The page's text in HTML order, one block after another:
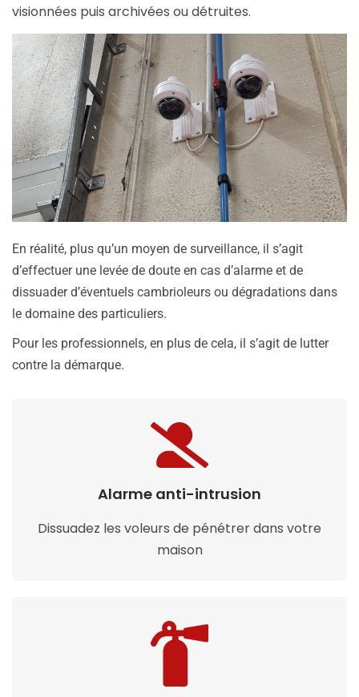
visionnées puis archivées ou détruites.
En réalité, plus qu’un moyen de surveillance, il s’agit
d’effectuer une levée de doute en cas d’alarme et de
dissuader d’éventuels cambrioleurs ou dégradations dans
le domaine des particuliers.
Pour les professionnels, en plus de cela, il s’agit de lutter
contre la démarque.
Alarme anti-intrusion
Dissuadez les voleurs de pénétrer dans votre
maison